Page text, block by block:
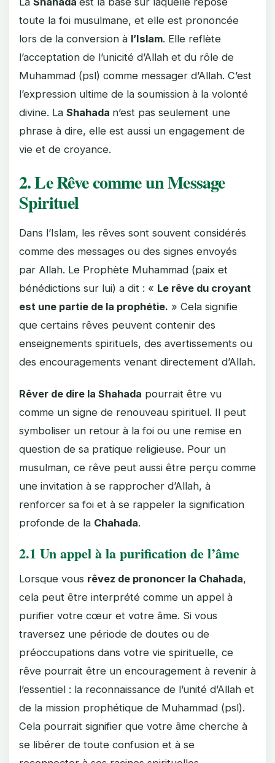
toute la foi musulmane, et elle est prononcée
lors de la conversion à l’Islam. Elle reflète
l’acceptation de l’unicité d’Allah et du rôle de
Muhammad (psl) comme messager d’Allah. C’est
l’expression ultime de la soumission à la volonté
divine. La Shahada n’est pas seulement une
phrase à dire, elle est aussi un engagement de
vie et de croyance.
2. Le Rêve comme un Message
Spirituel
Dans l’Islam, les rêves sont souvent considérés
comme des messages ou des signes envoyés
par Allah. Le Prophète Muhammad (paix et
bénédictions sur lui) a dit : « Le rêve du croyant
est une partie de la prophétie. » Cela signifie
que certains rêves peuvent contenir des
enseignements spirituels, des avertissements ou
des encouragements venant directement d’Allah.
Rêver de dire la Shahada pourrait être vu
comme un signe de renouveau spirituel. Il peut
symboliser un retour à la foi ou une remise en
question de sa pratique religieuse. Pour un
musulman, ce rêve peut aussi être perçu comme
une invitation à se rapprocher d’Allah, à
renforcer sa foi et à se rappeler la signification
profonde de la Chahada.
2.1 Un appel à la purification de l’âme
Lorsque vous rêvez de prononcer la Chahada,
cela peut être interprété comme un appel à
purifier votre cœur et votre âme. Si vous
traversez une période de doutes ou de
préoccupations dans votre vie spirituelle, ce
rêve pourrait être un encouragement à revenir à
l’essentiel : la reconnaissance de l’unité d’Allah et
de la mission prophétique de Muhammad (psl).
Cela pourrait signifier que votre âme cherche à
se libérer de toute confusion et à se